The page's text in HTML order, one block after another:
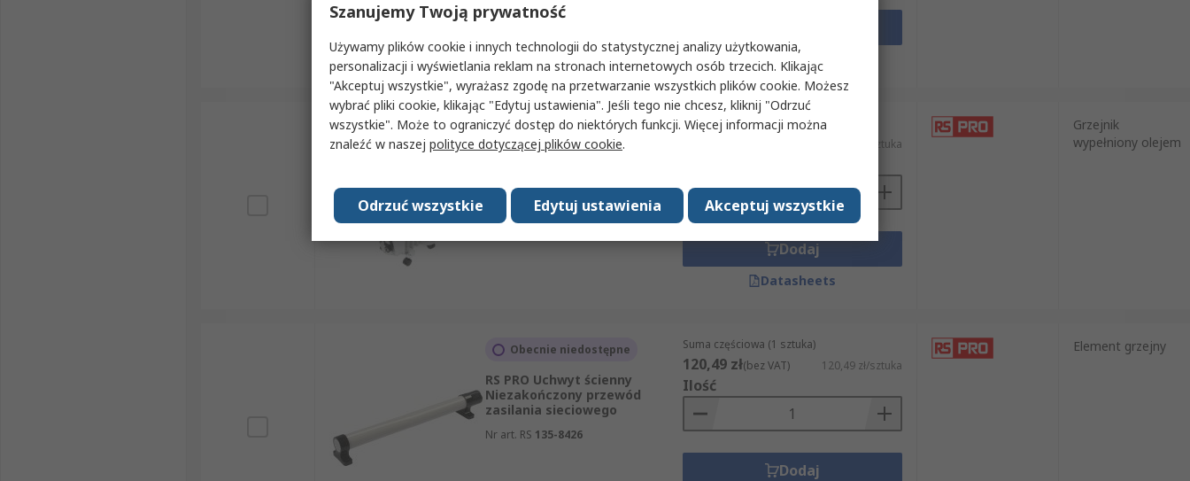
Datasheets
W magazynie
RS PRO Podłoga Typ C – EU
Suma częściowa (1 sztuka)
376,19 zł/sztuka
Dodaj
Datasheets
Grzejnik
wypełniony olejem
Obecnie niedostępne
RS PRO Uchwyt ścienny
Niezakończony przewód
zasilania sieciowego
Nr art. RS 135-8426
Suma częściowa (1 sztuka)
120,49 zł(bez VAT) 120,49 zł/sztuka
Ilość
Dodaj
Element grzejny
Szanujemy Twoją prywatność
Używamy plików cookie i innych technologii do statystycznej analizy użytkowania,
personalizacji i wyświetlania reklam na stronach internetowych osób trzecich. Klikając
"Akceptuj wszystkie", wyrażasz zgodę na przetwarzanie wszystkich plików cookie. Możesz
wybrać pliki cookie, klikając "Edytuj ustawienia". Jeśli tego nie chcesz, kliknij "Odrzuć
wszystkie". Może to ograniczyć dostęp do niektórych funkcji. Więcej informacji można
znaleźć w naszej polityce dotyczącej plików cookie.
Akceptuj wszystkie
Edytuj ustawienia
Odrzuć wszystkie